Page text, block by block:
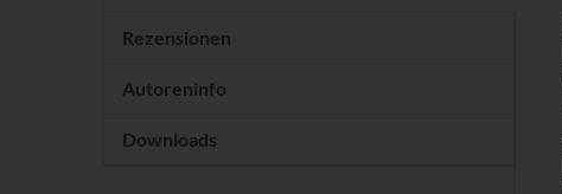
Rezensionen
Autoreninfo
Downloads